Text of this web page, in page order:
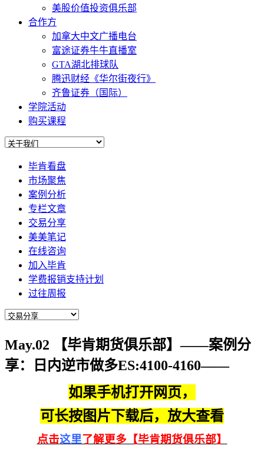
美股价值投资俱乐部
合作方
加拿大中文广播电台
富途证券牛牛直播室
GTA湖北排球队
腾迅财经《华尔街夜行》
齐鲁证券（国际）
学院活动
购买课程
毕肯看盘
市场聚焦
案例分析
专栏文章
交易分享
美美笔记
在线咨询
加入毕肯
学费报销支持计划
过往周报
May.02 【毕肯期货俱乐部】——案例分
享：日内逆市做多ES:4100-4160——
如果手机打开网页，
可长按图片下载后，放大查看
点击这里了解更多【毕肯期货俱乐部】